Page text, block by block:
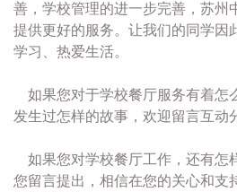
善，学校管理的进一步完善，苏州
提供更好的服务。让我们的同学因
学习、热爱生活。
如果您对于学校餐厅服务有着怎
发生过怎样的故事，欢迎留言互动
如果您对学校餐厅工作，还有怎
您留言提出，相信在您的关心和支